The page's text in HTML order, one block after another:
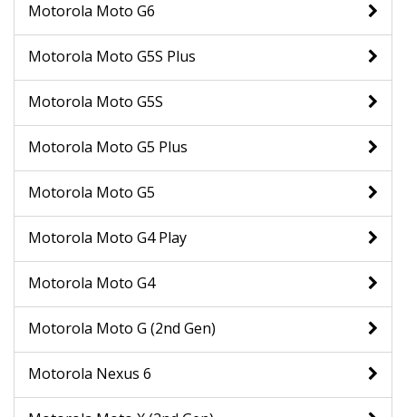
Motorola Moto G6
Motorola Moto G5S Plus
Motorola Moto G5S
Motorola Moto G5 Plus
Motorola Moto G5
Motorola Moto G4 Play
Motorola Moto G4
Motorola Moto G (2nd Gen)
Motorola Nexus 6